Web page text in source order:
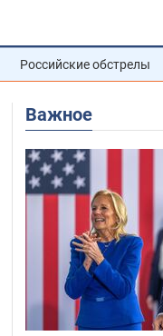
Российские обстрелы
Важное